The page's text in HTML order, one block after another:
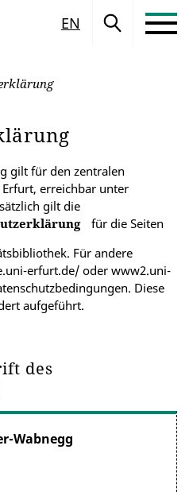
EN
gilt für den zentralen
erreichbar unter
gilt die
für die Seiten
Für andere
erfurt.de/ oder www2.uni-
Diese
aufgeführt.
des
Wabnegg